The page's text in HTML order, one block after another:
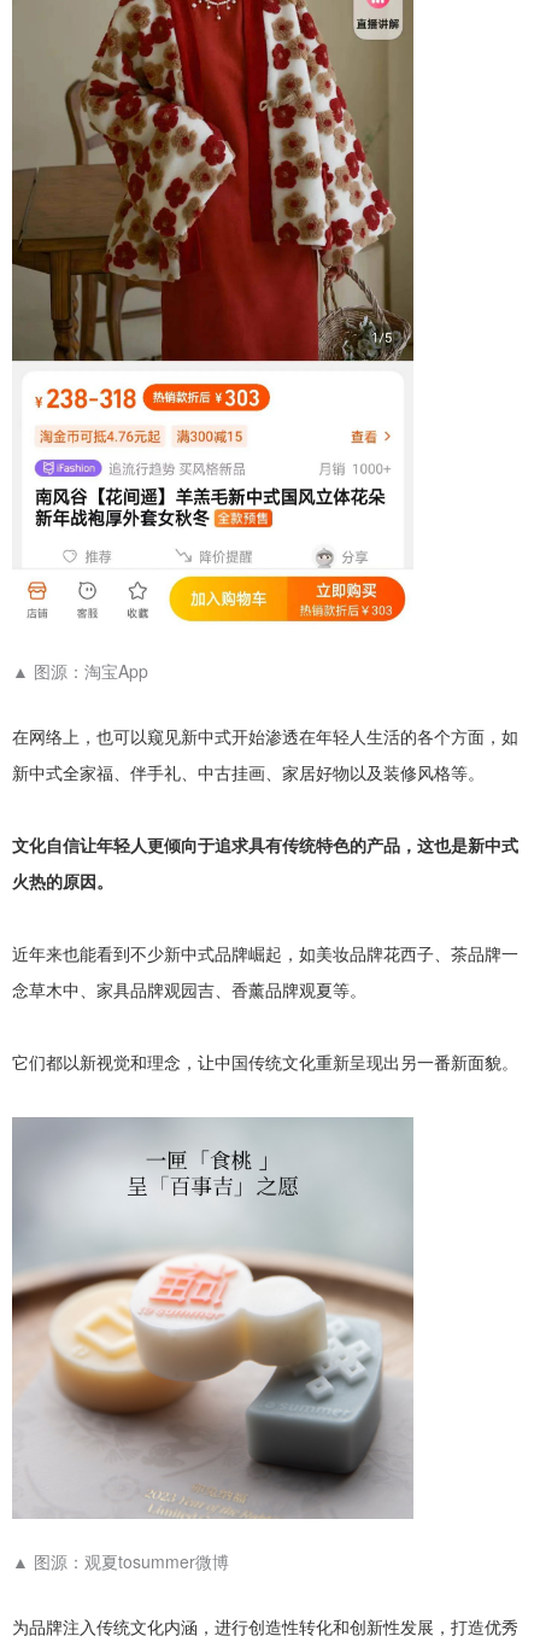
▲ 图源：淘宝App
在网络上，也可以窥见新中式开始渗透在年轻人生活的各个方面，如
新中式全家福、伴手礼、中古挂画、家居好物以及装修风格等。
文化自信让年轻人更倾向于追求具有传统特色的产品，这也是新中式
火热的原因。
近年来也能看到不少新中式品牌崛起，如美妆品牌花西子、茶品牌一
念草木中、家具品牌观园吉、香薰品牌观夏等。
它们都以新视觉和理念，让中国传统文化重新呈现出另一番新面貌。
▲ 图源：观夏tosummer微博
为品牌注入传统文化内涵，进行创造性转化和创新性发展，打造优秀